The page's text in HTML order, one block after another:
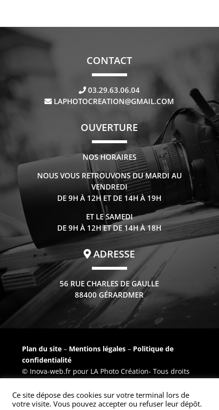
CONTACT
03.29.63.06.04
LAPHOTOCREATION@GMAIL.COM
OUVERTURE
NOS HORAIRES
NOUS VOUS RETROUVONS DU MARDI AU
VENDREDI
DE 9H À 12H ET DE 14H À 19H
ET LE SAMEDI
DE 9H À 12H ET DE 14H À 18H
ADRESSE
56 RUE CHARLES DE GAULLE
88400 GÉRARDMER
Plan du site– Mentions légales – Politique de
confidentialité
© Inova-web.fr pour LA Photo Création- Tous droits
Ce site dépose des cookies sur votre terminal lors de
votre visite. Vous pouvez accepter ou refuser leur dépôt.